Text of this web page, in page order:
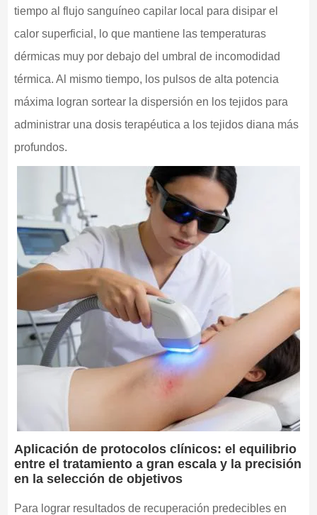
tiempo al flujo sanguíneo capilar local para disipar el
calor superficial, lo que mantiene las temperaturas
dérmicas muy por debajo del umbral de incomodidad
térmica. Al mismo tiempo, los pulsos de alta potencia
máxima logran sortear la dispersión en los tejidos para
administrar una dosis terapéutica a los tejidos diana más
profundos.
Aplicación de protocolos clínicos: el equilibrio
entre el tratamiento a gran escala y la precisión
en la selección de objetivos
Para lograr resultados de recuperación predecibles en